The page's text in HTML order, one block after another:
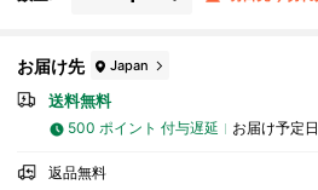
お届け先 Japan
送料無料
500 ポイント 付与遅延 お届け予定
返品無料